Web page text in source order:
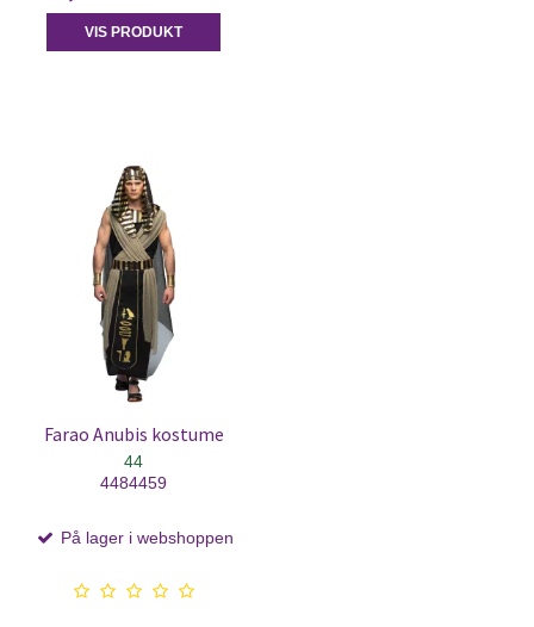
VIS PRODUKT
Farao Anubis kostume
44
4484459
På lager i webshoppen